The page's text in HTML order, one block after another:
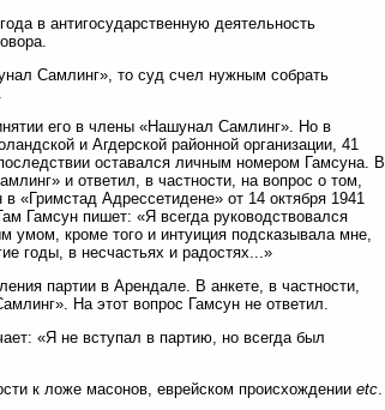
в антигосударственную деятельность
Самлинг», то суд счел нужным собрать
его в члены «Нашунал Самлинг». Но в
и Агдерской районной организации, 41
оставался личным номером Гамсуна. В
и ответил, в частности, на вопрос о том,
«Гримстад Адрессетидене» от 14 октября 1941
Гамсун пишет: «Я всегда руководствовался
умом, кроме того и интуиция подсказывала мне,
годы, в несчастьях и радостях...»
партии в Арендале. В анкете, в частности,
На этот вопрос Гамсун не ответил.
«Я не вступал в партию, но всегда был
к ложе масонов, еврейском происхождении etc.